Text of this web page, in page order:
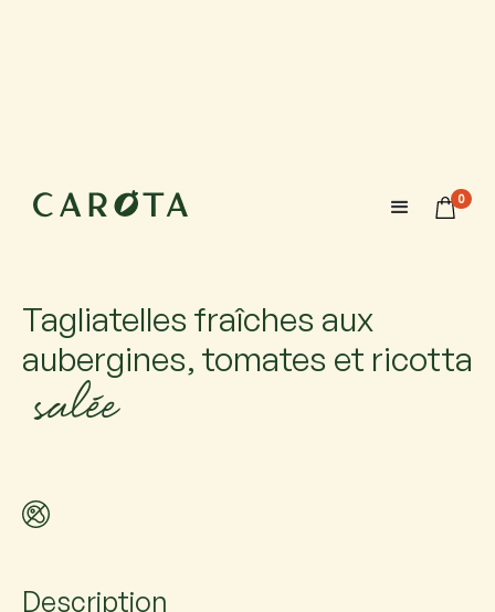
0
27 août 2026
18:00-20:00
Maximum 6 participants avec 1 accompagnateur chacun.
Tagliatelles fraîches aux
aubergines, tomates et ricotta
salée
Description